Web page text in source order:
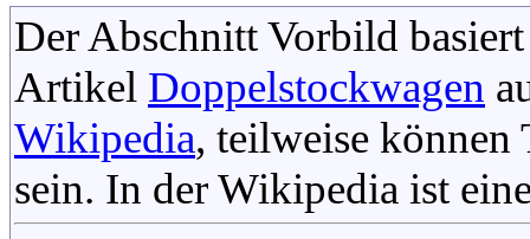
Der Abschnitt Vorbild
Artikel Doppelstockwagen
Wikipedia, teilweise können
sein. In der Wikipedia ist